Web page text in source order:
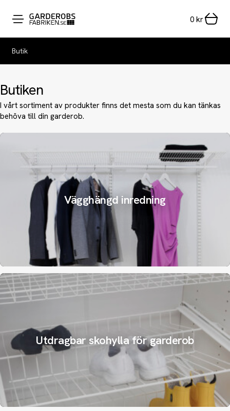
0 kr
Butik
Butiken
I vårt sortiment av produkter finns det mesta som du kan tänkas
behöva till din garderob.
Vägghängd inredning
Utdragbar skohylla för garderob